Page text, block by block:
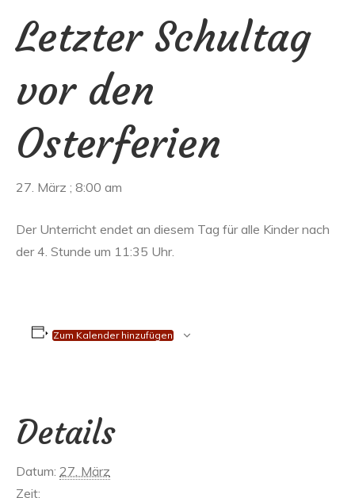
Letzter Schultag
vor den
Osterferien
27. März ; 8:00 am
Der Unterricht endet an diesem Tag für alle Kinder nach
der 4. Stunde um 11:35 Uhr.
Zum Kalender hinzufügen
Details
Datum: 27. März
Zeit: